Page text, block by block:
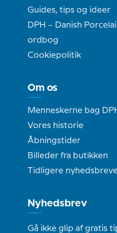
Guides, tips og ideer
DPH – Danish
ordbog
Cookiepolitik
Om os
Menneskerne bag
Vores historie
Åbningstider
Billeder fra butikken
Tidligere nyhedsbreve
Nyhedsbrev
Gå ikke glip af gratis